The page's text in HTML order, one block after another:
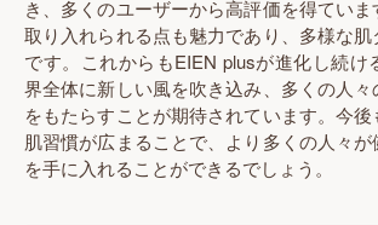
き、多くのユーザーから高評価を得てい
取り入れられる点も魅力であり、多様な
です。これからもEIEN plusが進化し続け
界全体に新しい風を吹き込み、多くの人
をもたらすことが期待されています。今
肌習慣が広まることで、より多くの人々
を手に入れることができるでしょう。